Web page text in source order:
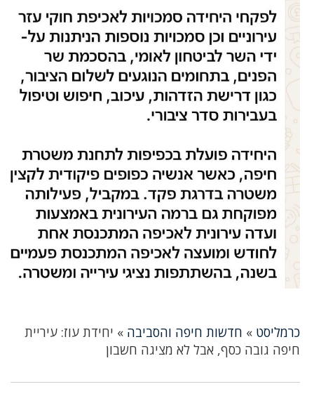
כרמליסט » חדשות חיפה והסביבה » יחידת עוז: עיריית
חיפה גובה כסף, אבל לא מציגה חשבון